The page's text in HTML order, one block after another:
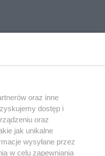
oraz inne
dostęp i
oraz
jak unikalne
wysyłane przez
w celu zapewniania